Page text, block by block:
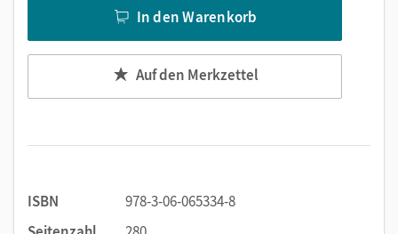
In den Warenkorb
Auf den Merkzettel
ISBN
978-3-06-065334-8